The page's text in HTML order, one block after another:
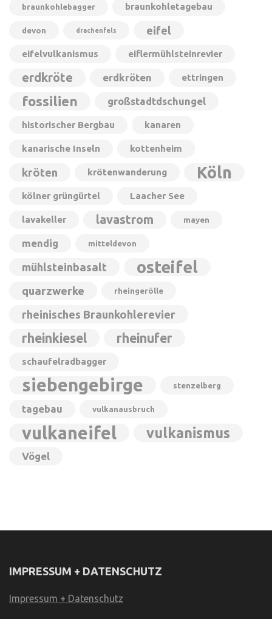
braunkohlebagger braunkohletagebau
devon drachenfels eifel
eifelvulkanismus eiflermühlsteinrevier
erdkröte erdkröten ettringen
fossilien großstadtdschungel
historischer Bergbau kanaren
kanarische Inseln kottenheim
kröten krötenwanderung Köln
kölner grüngürtel Laacher See
lavakeller lavastrom mayen
mendig mitteldevon
mühlsteinbasalt osteifel
quarzwerke rheingerölle
rheinisches Braunkohlerevier
rheinkiesel rheinufer
schaufelradbagger
siebengebirge stenzelberg
tagebau vulkanausbruch
vulkaneifel vulkanismus
Vögel
IMPRESSUM + DATENSCHUTZ
Impressum + Datenschutz